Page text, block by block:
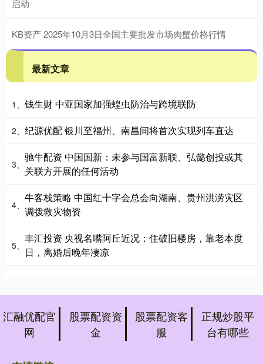
启动
KB资产 2025年10月3日全国主要批发市场肉蟹价格行情
最新文章
1、 钱生财 中亚国家加强蝗虫防治与跨境联防
2、 纪源优配 银川至福州、南昌间将首次实现列车直达
3、
驰牛配资 中国国新：未参与国富新联、弘懿创投或其
关联方开展的任何活动
4、
牛客栈策略 中国红十字会总会向湖南、贵州洪涝灾区
调拨救灾物资
5、
丰汇投资 央视名嘴阿丘近况：住破旧楼房，靠老本度
日，离婚后晚年凄凉
汇融优配官
网
股票配资资
金
股票配资客
服
正规炒股平
台有哪些